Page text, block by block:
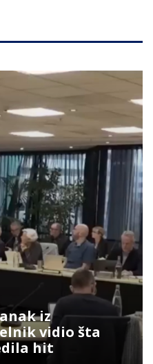
iz
vidio šta
hit